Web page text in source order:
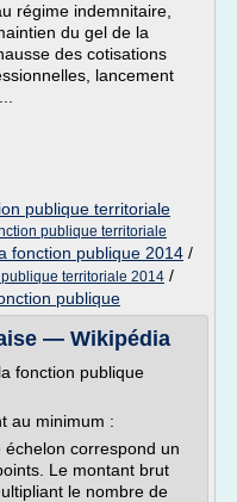
régime indemnitaire,
du gel de la
des cotisations
lancement
publique territoriale
publique territoriale
fonction publique 2014 /
territoriale 2014 /
publique
— Wikipédia
fonction publique
au minimum :
correspond un
Le montant brut
le nombre de